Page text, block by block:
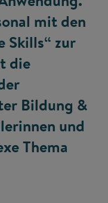
mit den
Skills“ zur
die
Bildung &
und
Thema